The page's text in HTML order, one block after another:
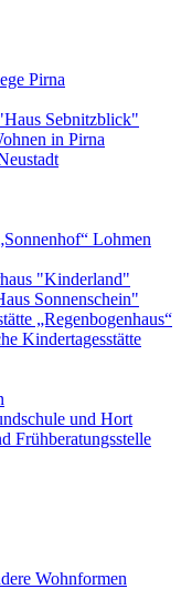
Pirna
Sebnitzblick"
in Pirna
Lohmen
"Kinderland"
Sonnenschein"
„Regenbogenhaus“
Kindertagesstätte
und Hort
Frühberatungsstelle
Wohnformen